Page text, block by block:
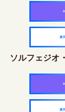
楽
ソルフェジ
楽